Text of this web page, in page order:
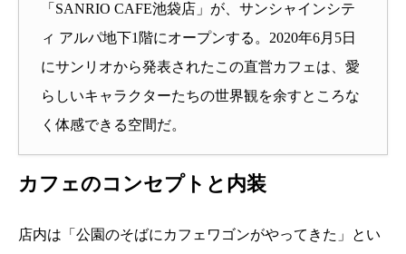
「SANRIO CAFE池袋店」が、サンシャインシテ
ィ アルパ地下1階にオープンする。2020年6月5日
にサンリオから発表されたこの直営カフェは、愛
らしいキャラクターたちの世界観を余すところな
く体感できる空間だ。
カフェのコンセプトと内装
店内は「公園のそばにカフェワゴンがやってきた」とい